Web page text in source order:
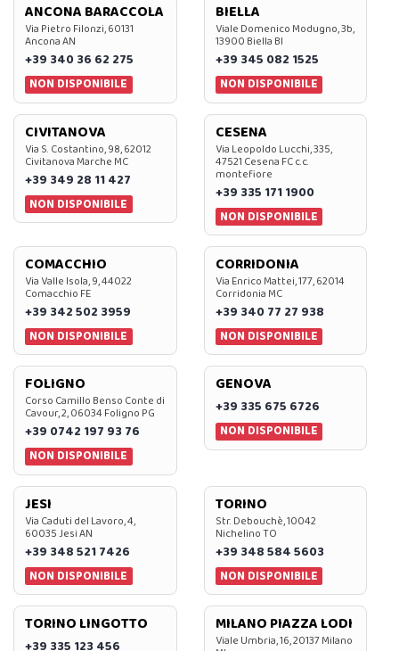
ANCONA BARACCOLA
Via Pietro Filonzi, 60131
Ancona AN
+39 340 36 62 275
NON DISPONIBILE
BIELLA
Viale Domenico Modugno, 3b,
13900 Biella BI
+39 345 082 1525
NON DISPONIBILE
CIVITANOVA
Via S. Costantino, 98, 62012
Civitanova Marche MC
+39 349 28 11 427
NON DISPONIBILE
CESENA
Via Leopoldo Lucchi, 335,
47521 Cesena FC c.c.
montefiore
+39 335 171 1900
NON DISPONIBILE
COMACCHIO
Via Valle Isola, 9, 44022
Comacchio FE
+39 342 502 3959
NON DISPONIBILE
CORRIDONIA
Via Enrico Mattei, 177, 62014
Corridonia MC
+39 340 77 27 938
NON DISPONIBILE
FOLIGNO
Corso Camillo Benso Conte di
Cavour, 2, 06034 Foligno PG
+39 0742 197 93 76
NON DISPONIBILE
GENOVA
+39 335 675 6726
NON DISPONIBILE
JESI
Via Caduti del Lavoro, 4,
60035 Jesi AN
+39 348 521 7426
NON DISPONIBILE
TORINO
Str. Debouchè, 10042
Nichelino TO
+39 348 584 5603
NON DISPONIBILE
TORINO LINGOTTO
+39 335 123 456
MILANO PIAZZA LODI
Viale Umbria, 16, 20137 Milano